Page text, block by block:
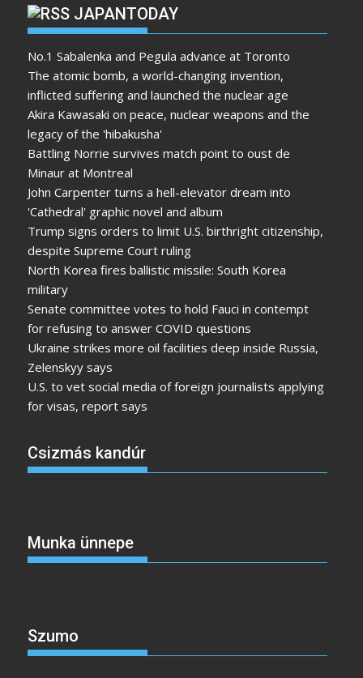
JAPANTODAY
No.1 Sabalenka and Pegula advance at Toronto
The atomic bomb, a world-changing invention,
inflicted suffering and launched the nuclear age
Akira Kawasaki on peace, nuclear weapons and the
legacy of the 'hibakusha'
Battling Norrie survives match point to oust de
Minaur at Montreal
John Carpenter turns a hell-elevator dream into
'Cathedral' graphic novel and album
Trump signs orders to limit U.S. birthright citizenship,
despite Supreme Court ruling
North Korea fires ballistic missile: South Korea
military
Senate committee votes to hold Fauci in contempt
for refusing to answer COVID questions
Ukraine strikes more oil facilities deep inside Russia,
Zelenskyy says
U.S. to vet social media of foreign journalists applying
for visas, report says
Csizmás kandúr
Munka ünnepe
Szumo